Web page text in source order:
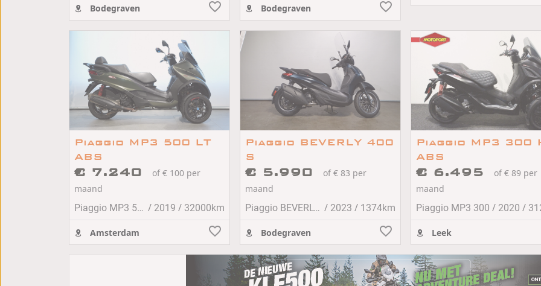
Bodegraven Bodegraven
Piaggio MP3 500 LT
ABS
€ 7.240
of € 100 per
maand
Piaggio MP3 500 / 2019 / 32000km
Amsterdam
Piaggio BEVERLY 400
S
€ 5.990
of € 83 per
maand
Piaggio BEVERLY 400 S / 2023 / 1374km
Bodegraven
Piaggio MP3 300
ABS
€ 6.495
of € 89 per
maand
Piaggio MP3 300 / 2020 /
Leek